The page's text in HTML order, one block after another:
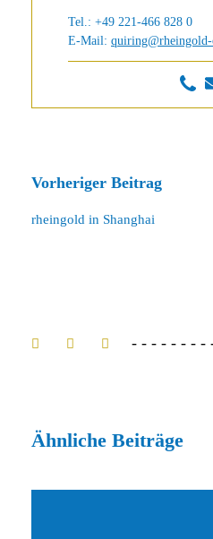
Tel.: +49 221-466 828 0
E-Mail:
Vorheriger Beitrag
rheingold in Shanghai
Ähnliche Beiträge